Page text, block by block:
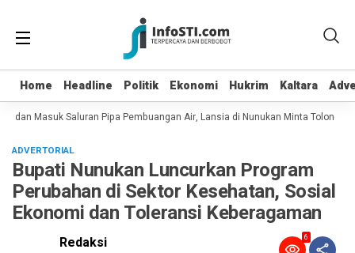
Home Headline Politik Ekonomi Hukrim Kaltara
Home Headline Politik Ekonomi Hukrim Kaltara
dan Masuk Saluran Pipa Pembuangan Air, Lansia di Nunukan Minta Tolong
ADVERTORIAL
Bupati Nunukan Luncurkan Program
Perubahan di Sektor Kesehatan, Sosial
Ekonomi dan Toleransi Keberagaman
Redaksi 6